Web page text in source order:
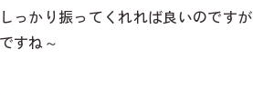
っかり振ってくれれば良いのですが
すね～